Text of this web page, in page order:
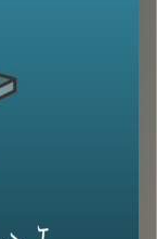
רדאר, וארטיק
ערבוב בלילה קר.
על פניו, כל אלה
מהתמונה. כי
ובדברים לא
עליהם אחרת,
האורח שלנו
באוניברסיטת